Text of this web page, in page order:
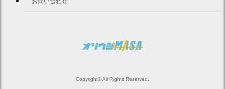
Copyright© All Rights Reserved.